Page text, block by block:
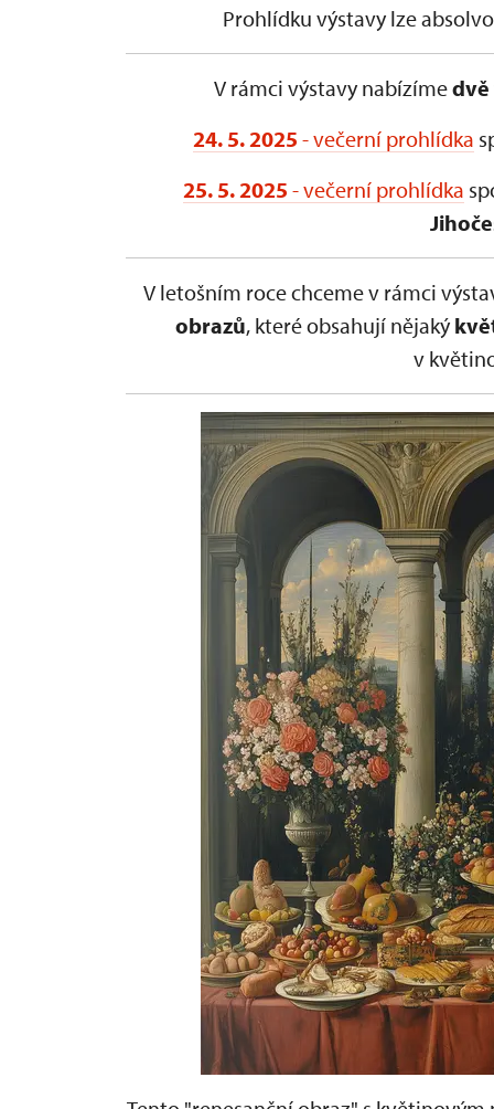
Prohlídku výstavy lze
V rámci výstavy nabízíme
24. 5. 2025 - večerní prohlídka
25. 5. 2025 - večerní prohlídka
V letošním roce chceme v rámci
obrazů, které obsahují nějaký
v